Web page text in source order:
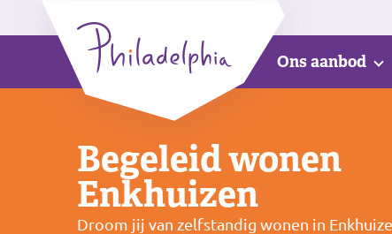
Ons aanbod
Begeleid wonen
Enkhuizen
Droom jij van zelfstandig wonen in